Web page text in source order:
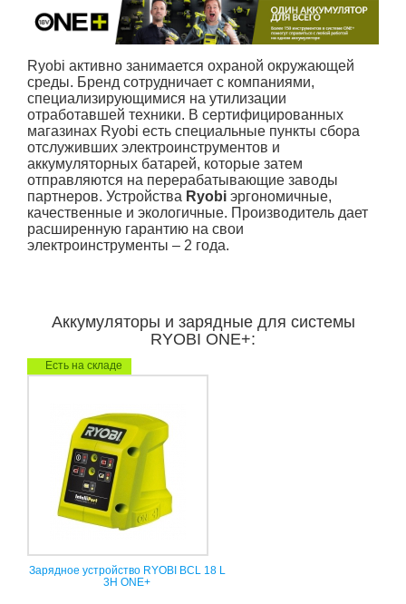
Ryobi активно занимается охраной окружающей
среды. Бренд сотрудничает с компаниями,
специализирующимися на утилизации
отработавшей техники. В сертифицированных
магазинах Ryobi есть специальные пункты сбора
отслуживших электроинструментов и
аккумуляторных батарей, которые затем
отправляются на перерабатывающие заводы
партнеров. Устройства Ryobi эргономичные,
качественные и экологичные. Производитель дает
расширенную гарантию на свои
электроинструменты – 2 года.
Аккумуляторы и зарядные для системы
RYOBI ONE+:
Есть на складе
Зарядное устройство RYOBI BCL 18 L
3H ONE+